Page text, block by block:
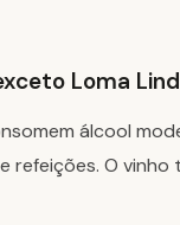
Loma
álcool
refeições. O